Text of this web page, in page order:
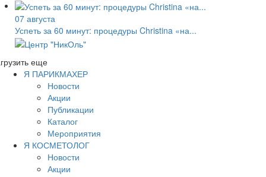
07 августа
Успеть за 60 минут: процедуры Christina «на...
еще
Я ПАРИКМАХЕР
Новости
Акции
Публикации
Каталог
Мероприятия
Я КОСМЕТОЛОГ
Новости
Акции